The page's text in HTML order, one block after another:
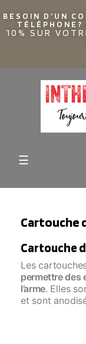
BESOIN D'UN
10% SUR
Basculer
☰
Cartouche
Cartouche
Les
permettre des
l’arme. Elles
et sont